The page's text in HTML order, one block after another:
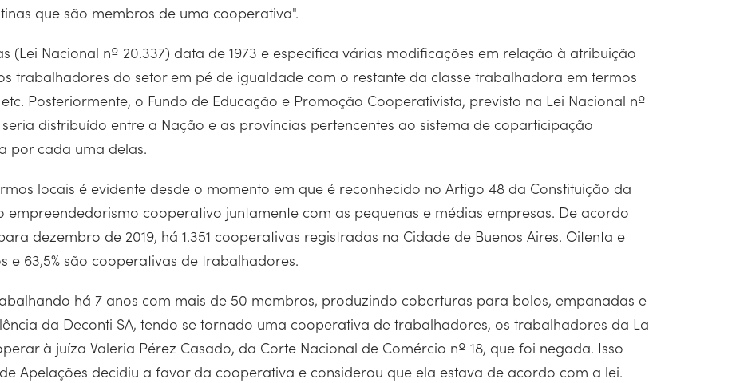
que são membros de uma cooperativa".
(Lei Nacional nº 20.337) data de 1973 e especifica várias modificações em relação à atribuição
trabalhadores do setor em pé de igualdade com o restante da classe trabalhadora em termos
Posteriormente, o Fundo de Educação e Promoção Cooperativista, previsto na Lei Nacional nº
distribuído entre a Nação e as províncias pertencentes ao sistema de coparticipação
por cada uma delas.
locais é evidente desde o momento em que é reconhecido no Artigo 48 da Constituição da
empreendedorismo cooperativo juntamente com as pequenas e médias empresas. De acordo
dezembro de 2019, há 1.351 cooperativas registradas na Cidade de Buenos Aires. Oitenta e
e 63,5% são cooperativas de trabalhadores.
há 7 anos com mais de 50 membros, produzindo coberturas para bolos, empanadas e
da Deconti SA, tendo se tornado uma cooperativa de trabalhadores, os trabalhadores da La
à juíza Valeria Pérez Casado, da Corte Nacional de Comércio nº 18, que foi negada. Isso
Apelações decidiu a favor da cooperativa e considerou que ela estava de acordo com a lei.